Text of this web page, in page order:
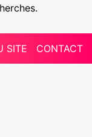
SITE CONTACT